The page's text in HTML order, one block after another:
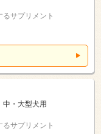
サプリメント
・大型犬用
サプリメント